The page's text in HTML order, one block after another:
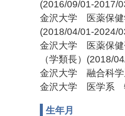
(2016/09/01-2017/
金沢大学 医薬保
(2018/04/01-2024/
金沢大学 医薬保健
（学類長）(2018/
金沢大学 融合科
金沢大学 医学系
生年月